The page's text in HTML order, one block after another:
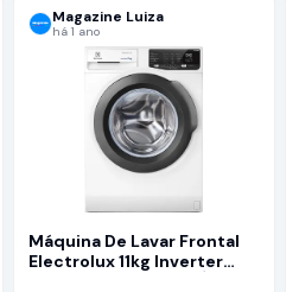
Magazine Luiza
há 1 ano
Máquina De Lavar Frontal
Electrolux 11kg Inverter